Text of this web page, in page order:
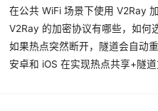
在公共 WiFi 场景下使用 V2Ray
V2Ray 的加密协议有哪些，如何
如果热点突然断开，隧道会自动
安卓和 iOS 在实现热点共享+隧